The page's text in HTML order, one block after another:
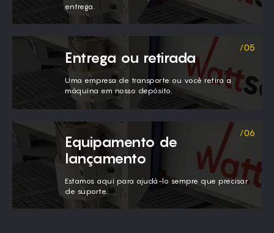
entrega.
Entrega ou retirada
Uma empresa de transporte ou você retira a
máquina em nosso depósito.
Equipamento de
lançamento
Estamos aqui para ajudá-lo sempre que precisar
de suporte.